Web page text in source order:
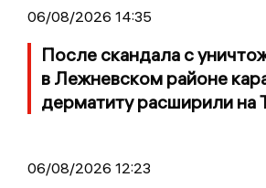
06/08/2026 14:35
После скандала с
в Лежневском районе
дерматиту расширили на
06/08/2026 12:23